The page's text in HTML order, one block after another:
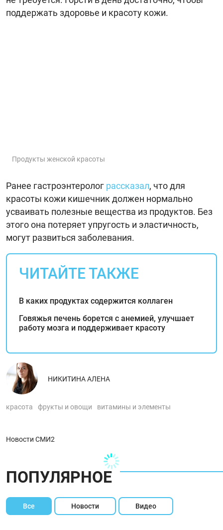
поддержать здоровье и красоту кожи.
Продукты женской красоты
Ранее гастроэнтеролог рассказал, что для
красоты кожи кишечник должен нормально
усваивать полезные вещества из продуктов. Без
этого она потеряет упругость и эластичность,
могут развиться заболевания.
ЧИТАЙТЕ ТАКЖЕ
В каких продуктах содержится коллаген
Говяжья печень борется с анемией, улучшает
работу мозга и поддерживает красоту
НИКИТИНА АЛЕНА
красота фрукты и овощи витамины и элементы
Новости СМИ2
ПОПУЛЯРНОЕ
Все Новости Видео